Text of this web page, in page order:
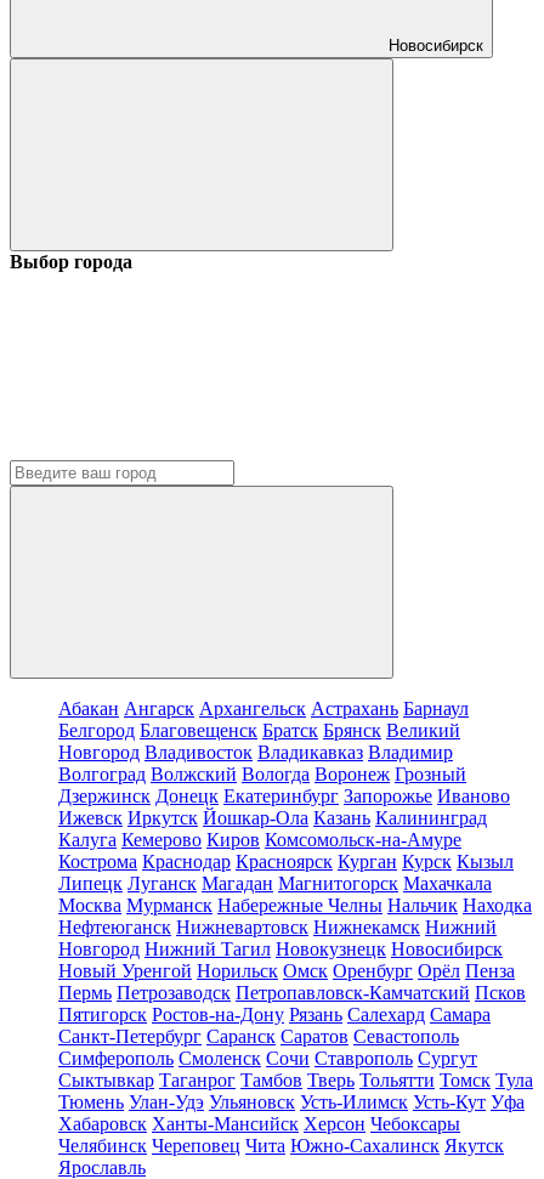
Новосибирск
Выбор города
Абакан Ангарск Архангельск Астрахань Барнаул
Белгород Благовещенск Братск Брянск Великий
Новгород Владивосток Владикавказ Владимир
Волгоград Волжский Вологда Воронеж Грозный
Дзержинск Донецк Екатеринбург Запорожье Иваново
Ижевск Иркутск Йошкар-Ола Казань Калининград
Калуга Кемерово Киров Комсомольск-на-Амуре
Кострома Краснодар Красноярск Курган Курск Кызыл
Липецк Луганск Магадан Магнитогорск Махачкала
Москва Мурманск Набережные Челны Нальчик Находка
Нефтеюганск Нижневартовск Нижнекамск Нижний
Новгород Нижний Тагил Новокузнецк Новосибирск
Новый Уренгой Норильск Омск Оренбург Орёл Пенза
Пермь Петрозаводск Петропавловск-Камчатский Псков
Пятигорск Ростов-на-Дону Рязань Салехард Самара
Санкт-Петербург Саранск Саратов Севастополь
Симферополь Смоленск Сочи Ставрополь Сургут
Сыктывкар Таганрог Тамбов Тверь Тольятти Томск Тула
Тюмень Улан-Удэ Ульяновск Усть-Илимск Усть-Кут Уфа
Хабаровск Ханты-Мансийск Херсон Чебоксары
Челябинск Череповец Чита Южно-Сахалинск Якутск
Ярославль